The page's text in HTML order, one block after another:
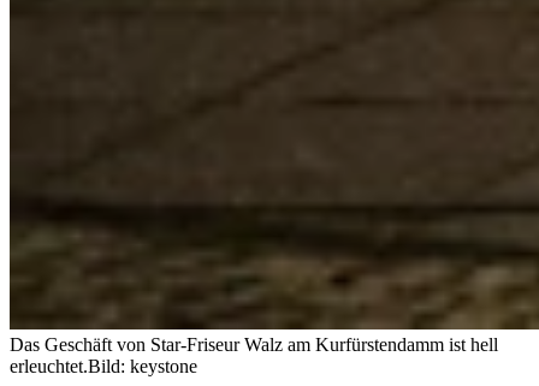
Das Geschäft von Star-Friseur Walz am Kurfürstendamm ist hell
erleuchtet.Bild: keystone